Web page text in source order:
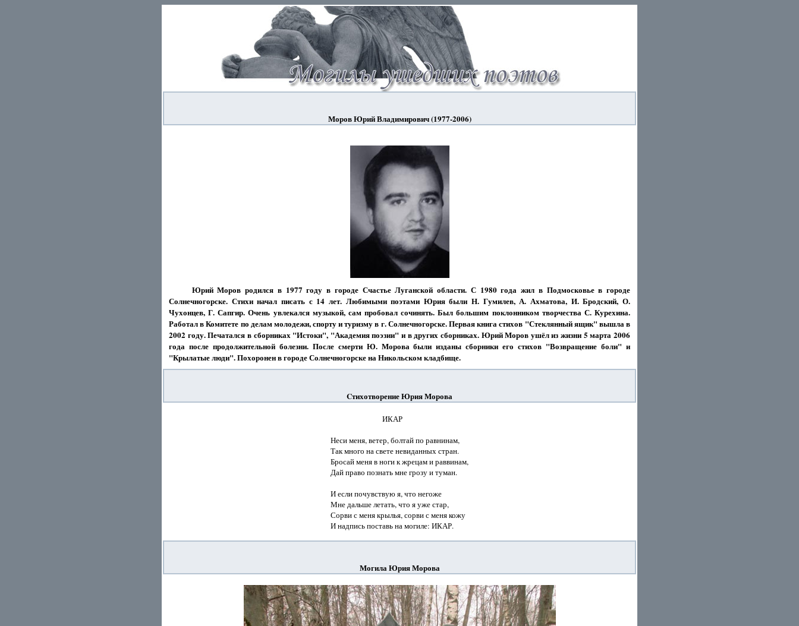
Моров Юрий Владимирович (1977-2006)
Юрий Моров родился в 1977 году в городе Счастье Луганской области. С 1980 года жил в Подмосковье в городе
Солнечногорске. Стихи начал писать с 14 лет. Любимыми поэтами Юрия были Н. Гумилев, А. Ахматова, И. Бродский, О.
Чухонцев, Г. Сапгир. Очень увлекался музыкой, сам пробовал сочинять. Был большим поклонником творчества С. Курехина.
Работал в Комитете по делам молодежи, спорту и туризму в г. Солнечногорске. Первая книга стихов "Стеклянный ящик" вышла в
2002 году. Печатался в сборниках "Истоки", "Академия поэзии" и в других сборниках. Юрий Моров ушёл из жизни 5 марта 2006
года после продолжительной болезни. После смерти Ю. Морова были изданы сборники его стихов "Возвращение боли" и
"Крылатые люди". Похоронен в городе Солнечногорске на Никольском кладбище.
Cтихотворение Юрия Морова
                             ИКАР
Неси меня, ветер, болтай по равнинам,
Так много на свете невиданных стран.
Бросай меня в ноги к жрецам и раввинам,
Дай право познать мне грозу и туман.
И если почувствую я, что негоже
Мне дальше летать, что я уже стар,
Сорви с меня крылья, сорви с меня кожу
Могила Юрия Морова